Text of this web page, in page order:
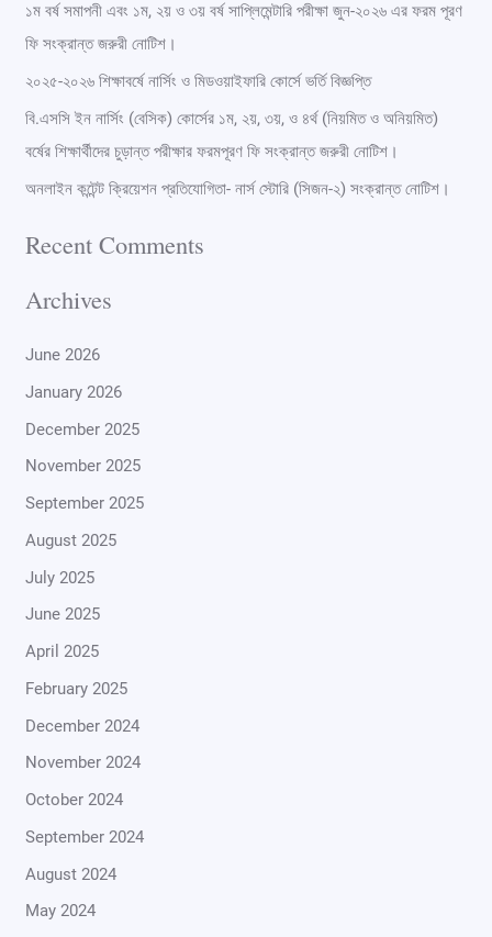
r
:
১ম বর্ষ সমাপনী এবং ১ম, ২য় ও ৩য় বর্ষ সাপ্লিমেন্টারি পরীক্ষা জুন-২০২৬ এর ফরম পূরণ
ফি সংক্রান্ত জরুরী নোটিশ।
২০২৫-২০২৬ শিক্ষাবর্ষে নার্সিং ও মিডওয়াইফারি কোর্সে ভর্তি বিজ্ঞপ্তি
বি.এসসি ইন নার্সিং (বেসিক) কোর্সের ১ম, ২য়, ৩য়, ও ৪র্থ (নিয়মিত ও অনিয়মিত)
বর্ষের শিক্ষার্থীদের চুড়ান্ত পরীক্ষার ফরমপূরণ ফি সংক্রান্ত জরুরী নোটিশ।
অনলাইন কন্টেন্ট ক্রিয়েশন প্রতিযোগিতা- নার্স স্টোরি (সিজন-২) সংক্রান্ত নোটিশ।
Recent Comments
Archives
June 2026
January 2026
December 2025
November 2025
September 2025
August 2025
July 2025
June 2025
April 2025
February 2025
December 2024
November 2024
October 2024
September 2024
August 2024
May 2024